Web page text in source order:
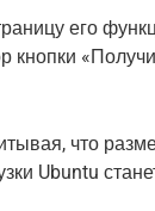
его
кнопки
что
Ubuntu